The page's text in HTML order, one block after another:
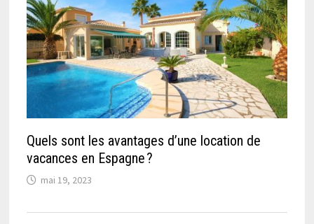
Quels sont les avantages d’une location de
vacances en Espagne ?
mai 19, 2023